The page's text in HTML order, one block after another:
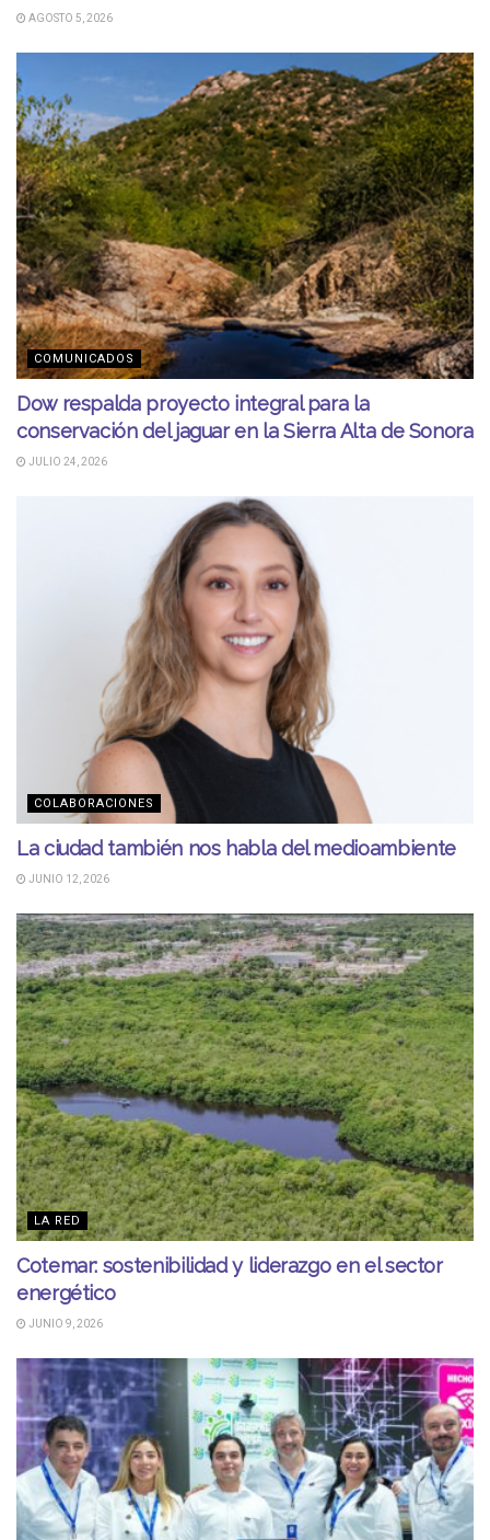
AGOSTO 5, 2026
COMUNICADOS
Dow respalda proyecto integral para la
conservación del jaguar en la Sierra Alta de Sonora
JULIO 24, 2026
COLABORACIONES
La ciudad también nos habla del medioambiente
JUNIO 12, 2026
LA RED
Cotemar: sostenibilidad y liderazgo en el sector
energético
JUNIO 9, 2026